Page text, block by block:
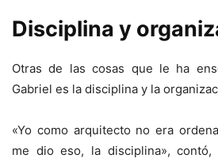
Disciplina y
Otras de las cosas que le ha
Gabriel es la disciplina y la
«Yo como arquitecto no era
me dio eso, la disciplina»,